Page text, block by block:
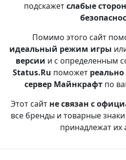
подскажетслабые
Помимо этого сайт
идеальный режим игры
версии и с определенным
Status.Ru поможет
сервер Майнкрафт по
Этот сайт не связан с
все бренды и товарные
принадлежат их